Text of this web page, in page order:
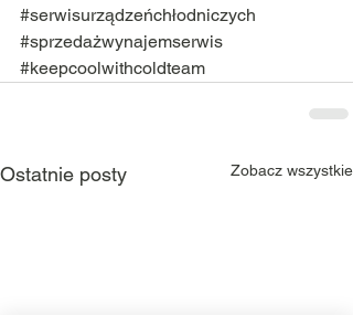
#serwisurządzeńchłodniczych
#sprzedażwynajemserwis
#keepcoolwithcoldteam
Ostatnie posty Zobacz wszystkie